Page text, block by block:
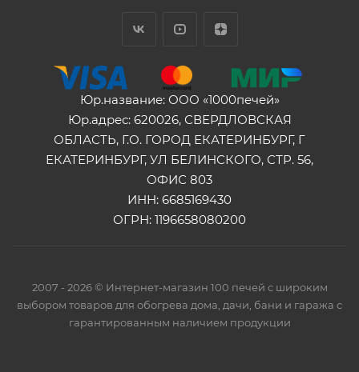
Юр.название: ООО «1000печей»
Юр.адрес: 620026, СВЕРДЛОВСКАЯ
ОБЛАСТЬ, Г.О. ГОРОД ЕКАТЕРИНБУРГ, Г
ЕКАТЕРИНБУРГ, УЛ БЕЛИНСКОГО, СТР. 56,
ОФИС 803
ИНН: 6685169430
ОГРН: 1196658080200
2007 - 2026 © Интернет-магазин 100 печей с широким
выбором товаров для обогрева дома, дачи, бани и гаража с
гарантированным наличием продукции